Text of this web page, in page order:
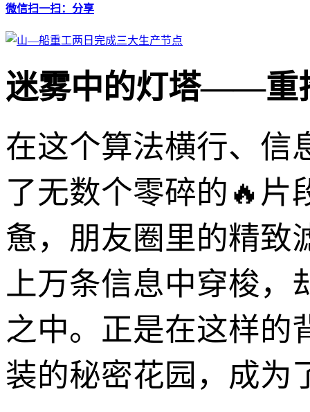
微信扫一扫：分享
迷雾中的灯塔——重
在这个算法横行、信
了无数个零碎的🔥片
惫，朋友圈里的精致
上万条信息中穿梭，
之中。正是在这样的
装的秘密花园，成为